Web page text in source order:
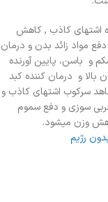
اشتهای کاذب , کاهش
مواد زائد بدن و درمان
و باسن، پایین آورنده
بالا و درمان کننده کبد
سرکوب اشتهای کاذب و
سوزی و دفع سموم
وزن میشود.